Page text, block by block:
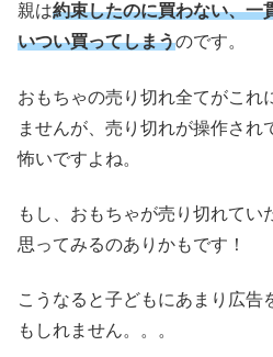
親は約束したのに買わない、一
いつい買ってしまうのです。
おもちゃの売り切れ全てがこれ
ませんが、売り切れが操作さ
怖いですよね。
もし、おもちゃが売り切れてい
思ってみるのありかもです！
こうなると子どもにあまり広告
もしれません。。。